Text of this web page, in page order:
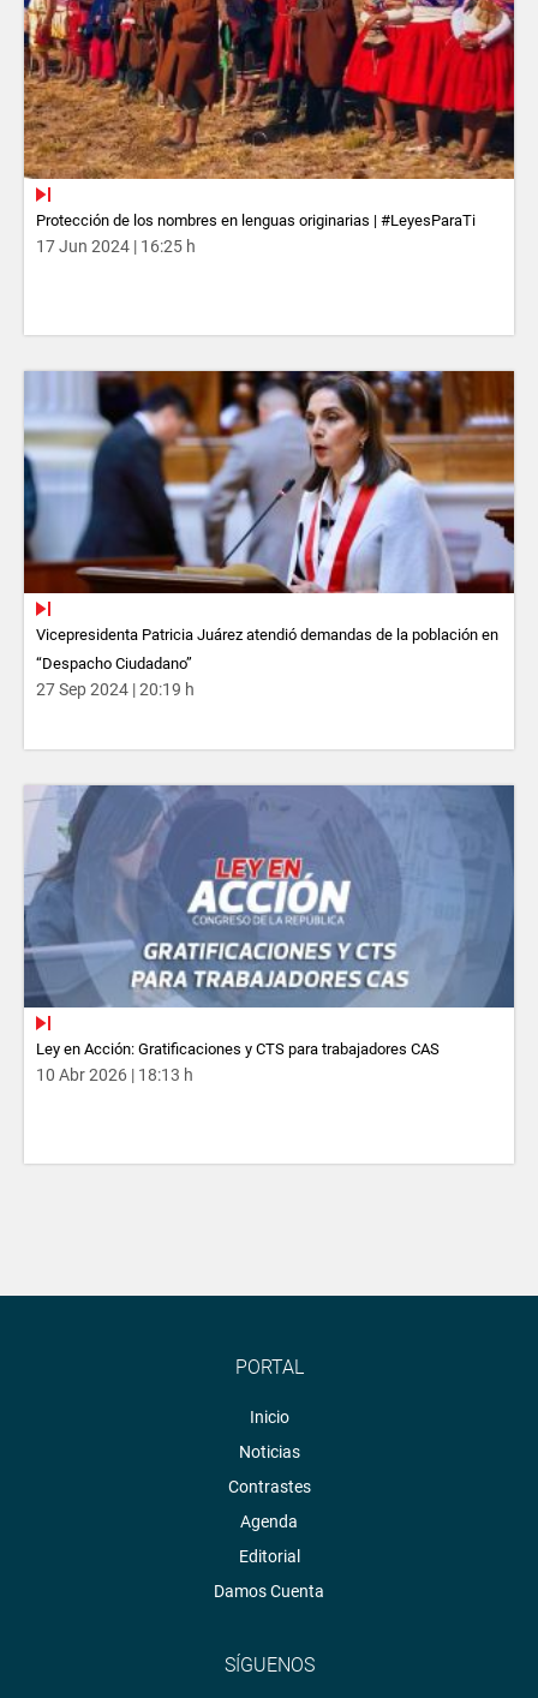
Protección de los nombres en lenguas originarias | #LeyesParaTi
17 Jun 2024 | 16:25 h
Vicepresidenta Patricia Juárez atendió demandas de la población en
“Despacho Ciudadano”
27 Sep 2024 | 20:19 h
Ley en Acción: Gratificaciones y CTS para trabajadores CAS
10 Abr 2026 | 18:13 h
PORTAL
Inicio
Noticias
Contrastes
Agenda
Editorial
Damos Cuenta
SÍGUENOS